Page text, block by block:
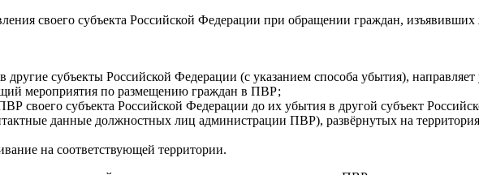
своего субъекта Российской Федерации при обращении граждан, изъявивших
субъекты Российской Федерации (с указанием способа убытия),
мероприятия по размещению граждан в ПВР;
своего субъекта Российской Федерации до их убытия в другой субъект
данные должностных лиц администрации ПВР), развёрнутых на
на соответствующей территории.